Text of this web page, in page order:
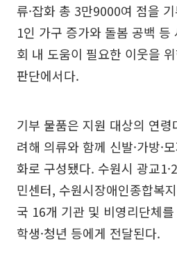
류·잡화 총 3만9000여 점을
1인 가구 증가와 돌봄 공백
회 내 도움이 필요한 이웃을
판단에서다.
기부 물품은 지원 대상의 연령
려해 의류와 함께 신발·가방·
화로 구성됐다. 수원시 광교
민센터, 수원시장애인종합복
국 16개 기관 및 비영리단체를
학생·청년 등에게 전달된다.